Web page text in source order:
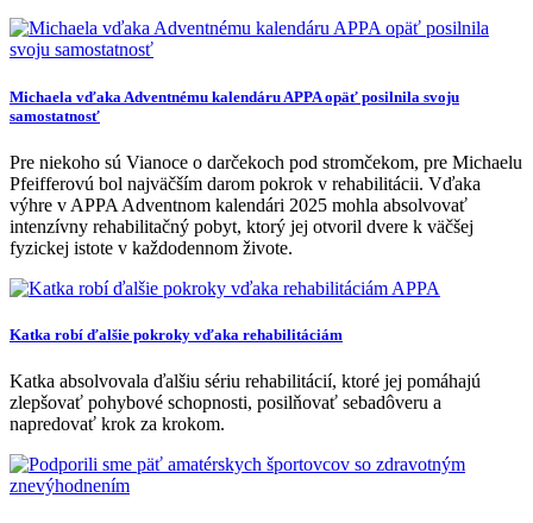
Michaela vďaka Adventnému kalendáru APPA opäť posilnila svoju
samostatnosť
Pre niekoho sú Vianoce o darčekoch pod stromčekom, pre Michaelu
Pfeifferovú bol najväčším darom pokrok v rehabilitácii. Vďaka
výhre v APPA Adventnom kalendári 2025 mohla absolvovať
intenzívny rehabilitačný pobyt, ktorý jej otvoril dvere k väčšej
fyzickej istote v každodennom živote.
Katka robí ďalšie pokroky vďaka rehabilitáciám
Katka absolvovala ďalšiu sériu rehabilitácií, ktoré jej pomáhajú
zlepšovať pohybové schopnosti, posilňovať sebadôveru a
napredovať krok za krokom.